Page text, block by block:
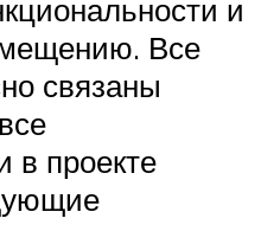
и
Все
связаны
в проекте